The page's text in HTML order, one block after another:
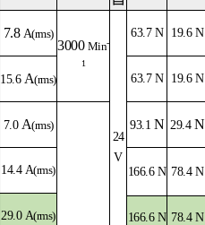
7.8 A(rms)
3000 Min-
1
24
V
63.7 N 19.6 N
15.6 A(rms) 63.7 N 19.6 N
7.0 A(rms) 93.1 N 29.4 N
14.4 A(rms) 166.6 N 78.4 N
29.0 A(rms) 166.6 N 78.4 N